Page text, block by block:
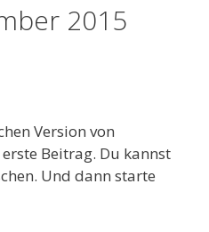
2015
Version von
Beitrag. Du kannst
Und dann starte